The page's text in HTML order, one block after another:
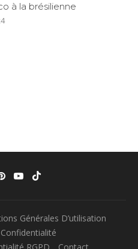
à la brésilienne
Générales D’utilisation